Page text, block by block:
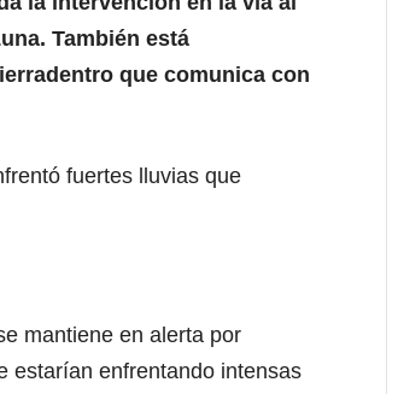
También está
que comunica con
fuertes lluvias que
mantiene en alerta por
estarían enfrentando intensas